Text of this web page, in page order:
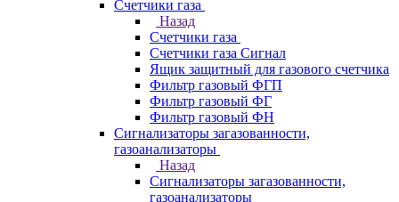
Счетчики газа
Назад
Счетчики газа
Счетчики газа Сигнал
Ящик защитный для газового счетчика
Фильтр газовый ФГП
Фильтр газовый ФГ
Фильтр газовый ФН
Сигнализаторы загазованности,
газоанализаторы
Назад
Сигнализаторы загазованности,
газоанализаторы